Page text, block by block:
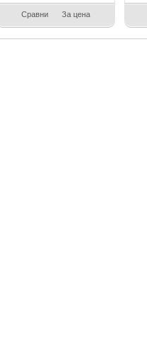
Сравни За цена